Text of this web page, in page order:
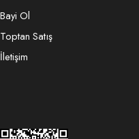
Bayi Ol
Toptan Satış
İletişim